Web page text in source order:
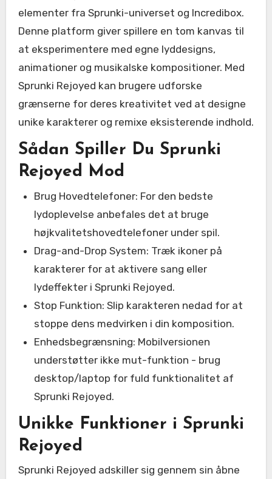
elementer fra Sprunki-universet og Incredibox.
Denne platform giver spillere en tom kanvas til
at eksperimentere med egne lyddesigns,
animationer og musikalske kompositioner. Med
Sprunki Rejoyed kan brugere udforske
grænserne for deres kreativitet ved at designe
unike karakterer og remixe eksisterende indhold.
Sådan Spiller Du Sprunki
Rejoyed Mod
Brug Hovedtelefoner: For den bedste
lydoplevelse anbefales det at bruge
højkvalitetshovedtelefoner under spil.
Drag-and-Drop System: Træk ikoner på
karakterer for at aktivere sang eller
lydeffekter i Sprunki Rejoyed.
Stop Funktion: Slip karakteren nedad for at
stoppe dens medvirken i din komposition.
Enhedsbegrænsning: Mobilversionen
understøtter ikke mut-funktion - brug
desktop/laptop for fuld funktionalitet af
Sprunki Rejoyed.
Unikke Funktioner i Sprunki
Rejoyed
Sprunki Rejoyed adskiller sig gennem sin åbne